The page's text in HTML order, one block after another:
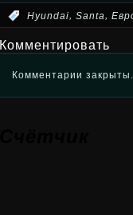
Hyundai, Santa,
Комментировать
Комментарии закрыты.